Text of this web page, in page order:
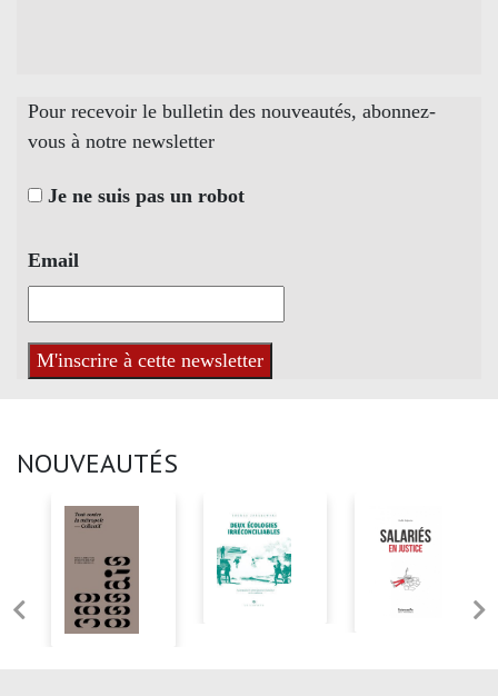
Pour recevoir le bulletin des nouveautés, abonnez-
vous à notre newsletter
Je ne suis pas un robot
Email
NOUVEAUTÉS